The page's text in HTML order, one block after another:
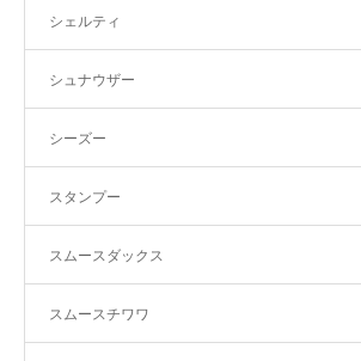
シェルティ
シュナウザー
シーズー
スタンプー
スムースダックス
スムースチワワ